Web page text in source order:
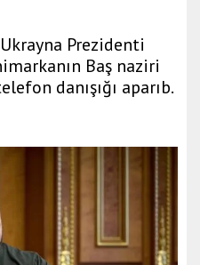
Prezidenti
Baş naziri
danışığı aparıb.